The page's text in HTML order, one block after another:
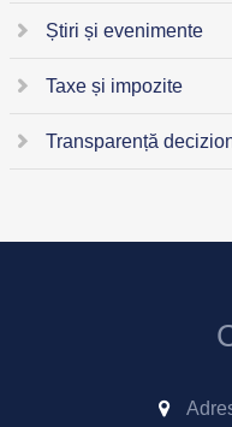
Știri și evenimente
Taxe și impozite
Transparență